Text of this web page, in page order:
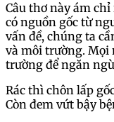
Câu thơ này ám
có nguồn gốc từ
vấn đề, chúng ta
và môi trường. Mọi
trường để ngăn
Rác thì chôn lấp
Còn đem vứt bậy